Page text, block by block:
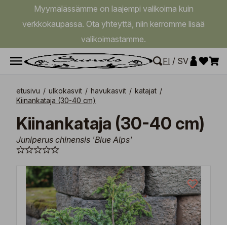
Myymälässämme on laajempi valikoima kuin
verkkokaupassa. Ota yhteyttä, niin kerromme lisää
valikoimastamme.
FI / SV
etusivu / ulkokasvit / havukasvit / katajat /
Kiinankataja (30-40 cm)
Kiinankataja (30-40 cm)
Juniperus chinensis 'Blue Alps'